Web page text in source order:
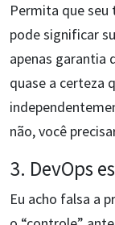
Permita que seu
pode significar
apenas garantia
quase a certeza
não, você
3. DevOps
Eu acho falsa a